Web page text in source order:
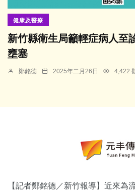
健康及醫療
新竹縣衛生局籲輕症病人至
壅塞
鄭銘德 2025年二月26日 4,422
【記者鄭銘德／新竹報導】近來為